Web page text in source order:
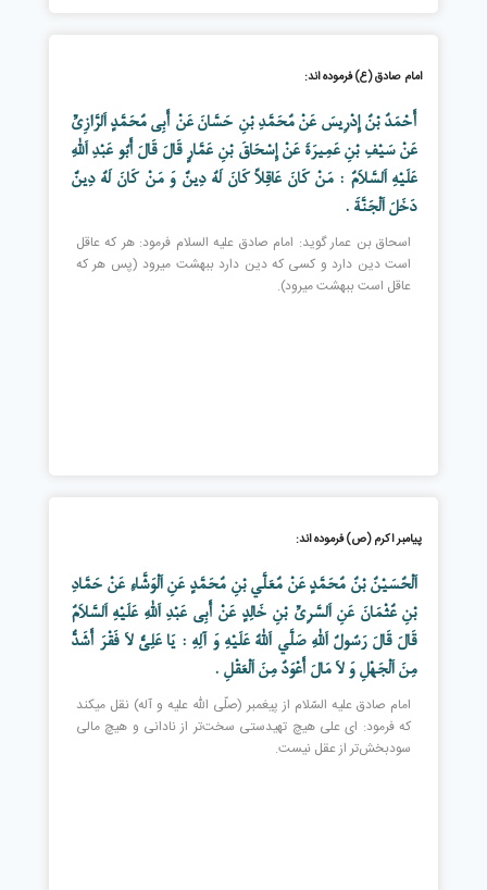
امام صادق (ع) فرموده اند:
أَحْمَدُ بْنُ إِدْرِيسَ عَنْ مُحَمَّدِ بْنِ حَسَّانَ عَنْ أَبِي مُحَمَّدٍ اَلرَّازِيِّ
عَنْ سَيْفِ بْنِ عَمِيرَةَ عَنْ إِسْحَاقَ بْنِ عَمَّارٍ قَالَ قَالَ أَبُو عَبْدِ اَللَّهِ
عَلَيْهِ اَلسَّلاَمُ : مَنْ كَانَ عَاقِلاً كَانَ لَهُ دِينٌ وَ مَنْ كَانَ لَهُ دِينٌ
دَخَلَ اَلْجَنَّةَ .
اسحاق بن عمار گويد: امام صادق عليه السلام فرمود: هر كه عاقل
است دين دارد و كسى كه دين دارد ببهشت ميرود (پس هر كه
عاقل است ببهشت ميرود).
پیامبر اکرم (ص) فرموده اند:
اَلْحُسَيْنُ بْنُ مُحَمَّدٍ عَنْ مُعَلَّى بْنِ مُحَمَّدٍ عَنِ اَلْوَشَّاءِ عَنْ حَمَّادِ
بْنِ عُثْمَانَ عَنِ اَلسَّرِيِّ بْنِ خَالِدٍ عَنْ أَبِي عَبْدِ اَللَّهِ عَلَيْهِ اَلسَّلاَمُ
قَالَ قَالَ رَسُولُ اَللَّهِ صَلَّى اَللَّهُ عَلَيْهِ وَ آلِهِ : يَا عَلِيُّ لاَ فَقْرَ أَشَدُّ
مِنَ اَلْجَهْلِ وَ لاَ مَالَ أَعْوَدُ مِنَ اَلْعَقْلِ .
امام صادق عليه السّلام از پيغمبر (صلّى الله عليه و آله) نقل ميكند
كه فرمود: اى على هيچ تهيدستى سخت‌تر از نادانى و هيچ مالى
سودبخش‌تر از عقل نيست.